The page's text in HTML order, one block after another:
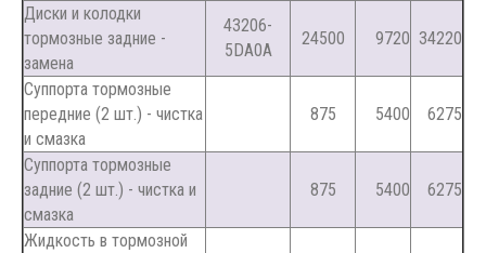
Диски и колодки
тормозные задние -
замена
43206-
5DA0A
24500 9720 34220
Суппорта тормозные
передние (2 шт.) - чистка
и смазка
875 5400 6275
Суппорта тормозные
задние (2 шт.) - чистка и
смазка
875 5400 6275
Жидкость в тормозной